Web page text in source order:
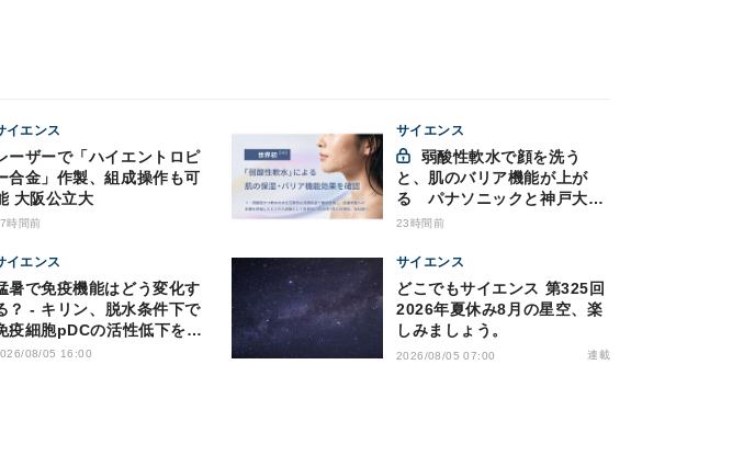
イエンス
ーザーで「ハイエントロピ
合金」作製、組成操作も可
大阪公立大
時間前
サイエンス
と、肌のバリア機能が上が
る パナソニックと神戸大が
確認
23時間前
イエンス
暑で免疫機能はどう変化す
？ - キリン、脱水条件下で
疫細胞pDCの活性低下を確
08/05 16:00
サイエンス
どこでもサイエンス 第325回
2026年夏休み8月の星空、楽
しみましょう。
2026/08/05 07:00 連載